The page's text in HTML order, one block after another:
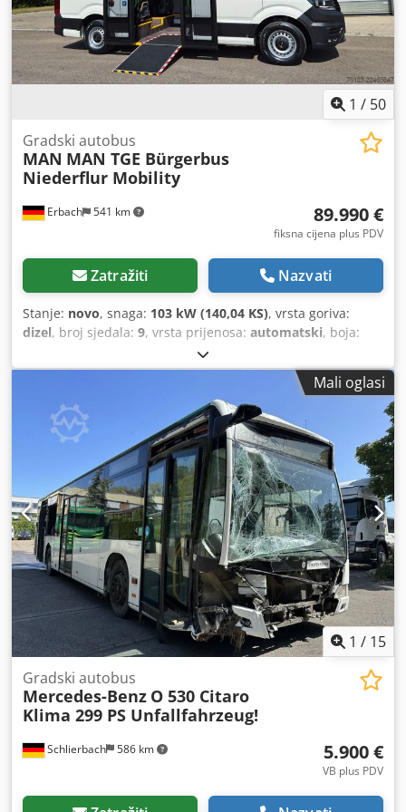
1 / 50
Erbach 541 km
Gradski autobus
MAN MAN TGE Bürgerbus
Niederflur Mobility
89.990 €
fiksna cijena plus PDV
Zatražiti Nazvati
Stanje: novo, snaga: 103 kW (140,04 KS), vrsta goriva:
dizel, broj sjedala: 9, vrsta prijenosa: automatski, boja:
2026
elektronički program stabilnosti (ESP), filtar čestica,
Mali oglasi
1 / 15
Schlierbach 586 km
Gradski autobus
Mercedes-Benz O 530 Citaro
Klima 299 PS Unfallfahrzeug!
5.900 €
VB plus PDV